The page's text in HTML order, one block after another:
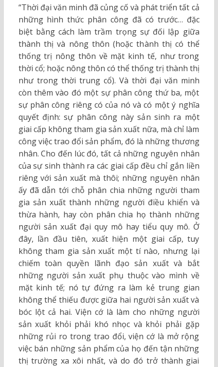
“Thời đại văn minh đã củng cố và phát triển tất cả
những hình thức phân công đã có trước… đặc
biệt bằng cách làm trầm trọng sự đối lập giữa
thành thị và nông thôn (hoặc thành thị có thể
thống trị nông thôn về mặt kinh tế, như trong
thời cổ; hoặc nông thôn có thể thống trị thành thị
như trong thời trung cổ). Và thời đại văn minh
còn thêm vào đó một sự phân công thứ ba, một
sự phân công riêng có của nó và có một ý nghĩa
quyết định: sự phân công này sản sinh ra một
giai cấp không tham gia sản xuất nữa, mà chỉ làm
công việc trao đổi sản phẩm, đó là những thương
nhân. Cho đến lúc đó, tất cả những nguyên nhân
của sự sinh thành ra các giai cấp đều chỉ gắn liền
riêng với sản xuất mà thôi; những nguyên nhân
ấy đã dẫn tới chỗ phân chia những người tham
gia sản xuất thành những người điều khiển và
thừa hành, hay còn phân chia họ thành những
người sản xuất đại quy mô hay tiểu quy mô. Ở
đây, lần đầu tiên, xuất hiện một giai cấp, tuy
không tham gia sản xuất một tí nào, nhưng lại
chiếm toàn quyền lãnh đạo sản xuất và bắt
những người sản xuất phụ thuộc vào mình về
mặt kinh tế; nó tự đứng ra làm kẻ trung gian
không thể thiếu được giữa hai người sản xuất và
bóc lột cả hai. Viện cớ là làm cho những người
sản xuất khỏi phải khó nhọc và khỏi phải gặp
những rủi ro trong trao đổi, viện cớ là mở rộng
việc bán những sản phẩm của họ đến tận những
thị trường xa xôi nhất, và do đó trở thành giai